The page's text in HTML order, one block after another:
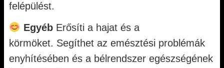
felépülést.
EgyébErősíti a hajat és a
körmöket. Segíthet az emésztési problémák
enyhítésében és a bélrendszer egészségének